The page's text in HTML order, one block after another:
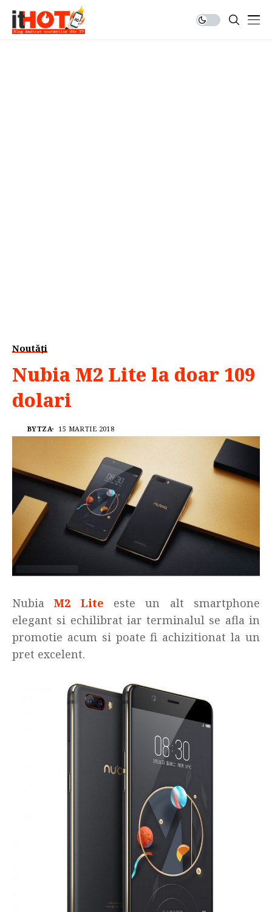
Noutăți
Nubia M2 Lite la doar 109
dolari
BYTZA 15 MARTIE 2018
NubiaM2 Lite este un alt smartphone
elegant si echilibrat iar terminalul se afla in
promotie acum si poate fi achizitionat la un
pret excelent.